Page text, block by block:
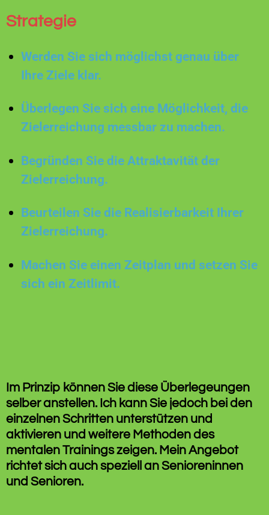
Strategie
Werden Sie sich möglichst genau über
Ihre Ziele klar.
Überlegen Sie sich eine Möglichkeit, die
Zielerreichung messbar zu machen.
Begründen Sie die Attraktavität der
Zielerreichung.
Beurteilen Sie die Realisierbarkeit Ihrer
Zielerreichung.
Machen Sie einen Zeitplan und setzen Sie
sich ein Zeitlimit.
Im Prinzip können Sie diese Überlegeungen
selber anstellen. Ich kann Sie jedoch bei den
einzelnen Schritten unterstützen und
aktivieren und weitere Methoden des
mentalen Trainings zeigen. Mein Angebot
richtet sich auch speziell an Senioreninnen
und Senioren.